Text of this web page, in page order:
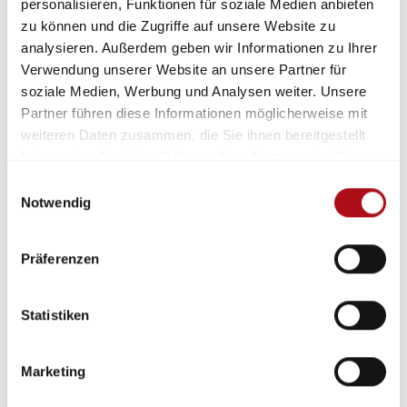
personalisieren, Funktionen für soziale Medien anbieten
zu können und die Zugriffe auf unsere Website zu
analysieren. Außerdem geben wir Informationen zu Ihrer
Verwendung unserer Website an unsere Partner für
soziale Medien, Werbung und Analysen weiter. Unsere
Partner führen diese Informationen möglicherweise mit
weiteren Daten zusammen, die Sie ihnen bereitgestellt
Notwendig
Präferenzen
Statistiken
Marketing
Besonderheit des
Gemeinschaftsstandes von AGBF
Bund und vfdb
Die AGBF Bund und die vfdb präsentieren
sich auf der Interschutz in Hannover
gemeinsam in Halle 13. Mit 800
Messegelände. Was aber bisher nur Insider
wissen: Entworfen, geplant und gebaut wird
Abstimmung mit der vfdb.
Weiterlesen
AKTUELLES